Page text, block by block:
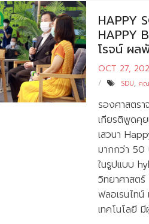
HAPPY
HAPPY
โรจน์ ผล
OCT 27,
SDU, คณ
รองศาสตร
เกียรติพูดคุ
เสวนา
มากกว่า 50
ในรูปแบบ
วิทยาศาสต
ฟลอเรนไท
เทคโนโลยี